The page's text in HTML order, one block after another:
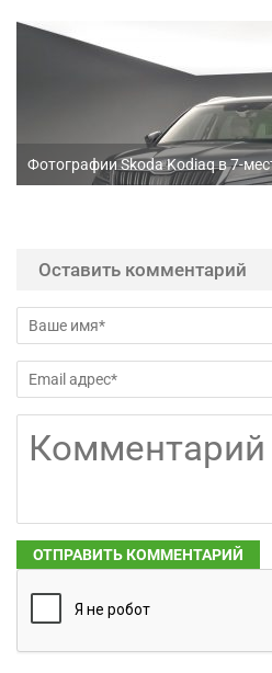
Фотографии Skoda Kodiaq в 7-
Оставить комментарий